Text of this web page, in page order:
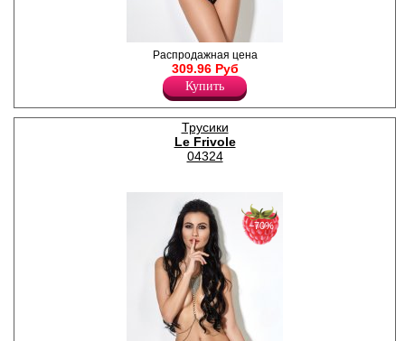
Чувственные трусики с
открытым доступом и
металлическими вставками.
Полиэстер 100%
Распродажная цена
309.96 Руб
Купить
Трусики
Le Frivole
04324
−70%